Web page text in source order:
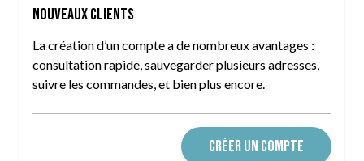
Nouveaux clients
La création d’un compte a de nombreux avantages :
consultation rapide, sauvegarder plusieurs adresses,
suivre les commandes, et bien plus encore.
CRÉER UN COMPTE